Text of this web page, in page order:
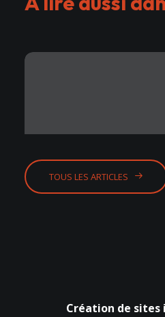
TOUS LES ARTICLES
Création de